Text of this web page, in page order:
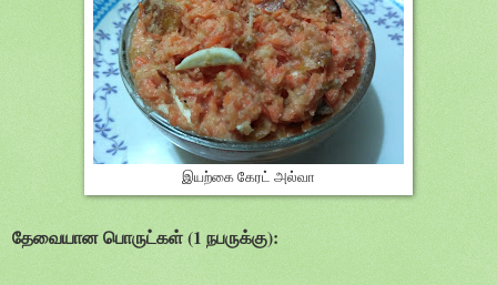
இயற்கை கேரட் அல்வா
தேவையான பொருட்கள் (1 நபருக்கு):